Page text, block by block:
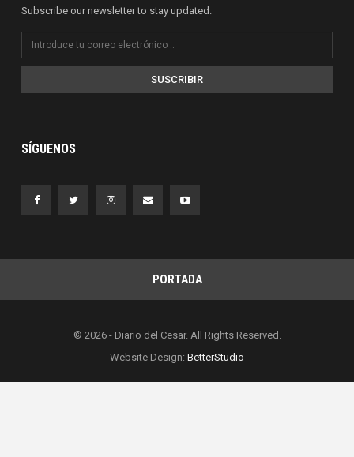
Subscribe our newsletter to stay updated.
SUSCRIBIR
SÍGUENOS
PORTADA
© 2026 - Diario del Cesar. All Rights Reserved.
Website Design: BetterStudio